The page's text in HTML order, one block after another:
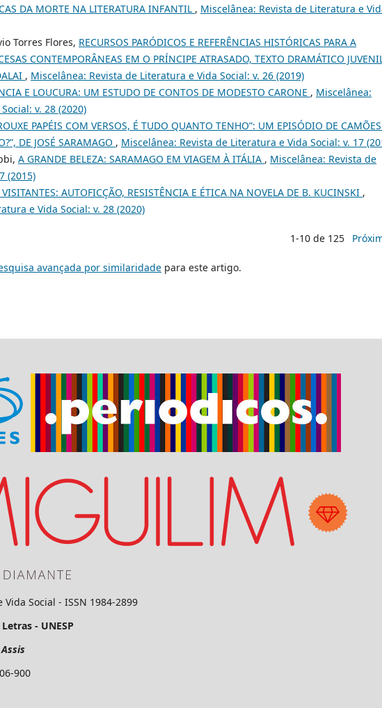
DA MORTE NA LITERATURA INFANTIL , Miscelânea: Revista de Literatura e
Torres Flores, RECURSOS PARÓDICOS E REFERÊNCIAS HISTÓRICAS PARA A
CONTEMPORÂNEAS EM O PRÍNCIPE ATRASADO, TEXTO DRAMÁTICO
, Miscelânea: Revista de Literatura e Vida Social: v. 26 (2019)
E LOUCURA: UM ESTUDO DE CONTOS DE MODESTO CARONE , Miscelânea:
v. 28 (2020)
PAPÉIS COM VERSOS, É TUDO QUANTO TENHO”: UM EPISÓDIO DE
DE JOSÉ SARAMAGO , Miscelânea: Revista de Literatura e Vida Social: v. 17
A GRANDE BELEZA: SARAMAGO EM VIAGEM À ITÁLIA , Miscelânea: Revista de
(2015)
AUTOFICÇÃO, RESISTÊNCIA E ÉTICA NA NOVELA DE B. KUCINSKI ,
e Vida Social: v. 28 (2020)
1-10 de 125
avançada por similaridade para este artigo.
Social - ISSN 1984-2899
- UNESP
900